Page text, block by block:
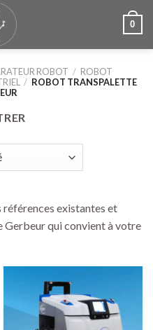
0
ROBOT / ROBOT
/ ROBOT TRANSPALETTE
existantes et
qui convient à votre